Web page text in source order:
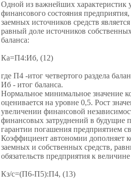
Одной из важнейших характеристик
финансового состояния
заемных источников средств
равный доле источников
баланса:
Ка=П4:Иб, (12)
где П4 -итог четвертого раздела
Иб - итог баланса.
Нормальное минимальное значение
оценивается на уровне 0,5. Рост
увеличении финансовой
финансовых затруднений в будущие
гарантии погашения предприятием
Коэффициент автономии дополняет
заемных и собственных средств,
обязательств предприятия к
Кз/с=(П6-П5):П4, (13)